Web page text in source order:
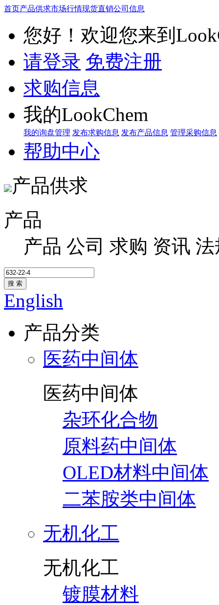
首页产品供求市场行情现货直销公司信息
您好！欢迎您来到
请登录 免费注册
求购信息
我的LookChem
我的询盘管理 发布求购信息 发布产品信息 管理采购信息
帮助中心
产品供求
产品
产品 公司 求购 资讯 法
搜 索
English
产品分类
医药中间体
医药中间体
杂环化合物
原料药中间体
OLED材料中间体
二苯胺类中间体
无机化工
无机化工
镀膜材料